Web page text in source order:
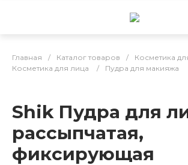
Главная / Каталог товаров / Косметика
Косметика для лица
/ Пудра для макияжа
Shik Пудра для
рассыпчатая,
фиксирующая